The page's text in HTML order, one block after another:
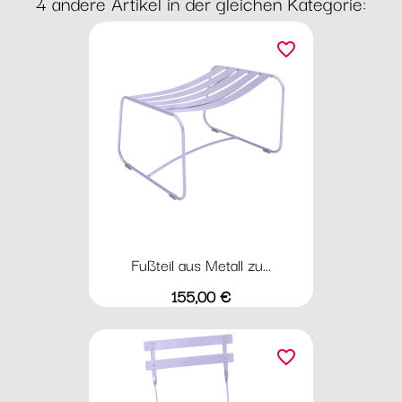
Fußteil aus Metall zu...
Preis
155,00 €
favorite_border
favorite_border